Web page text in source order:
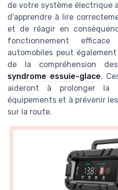
de votre système électrique
d'apprendre à lire
et de réagir en
fonctionnement
automobiles peut
de la compréhension
syndrome essuie-glace.
aideront à prolonger
équipements et à prévenir
sur la route.